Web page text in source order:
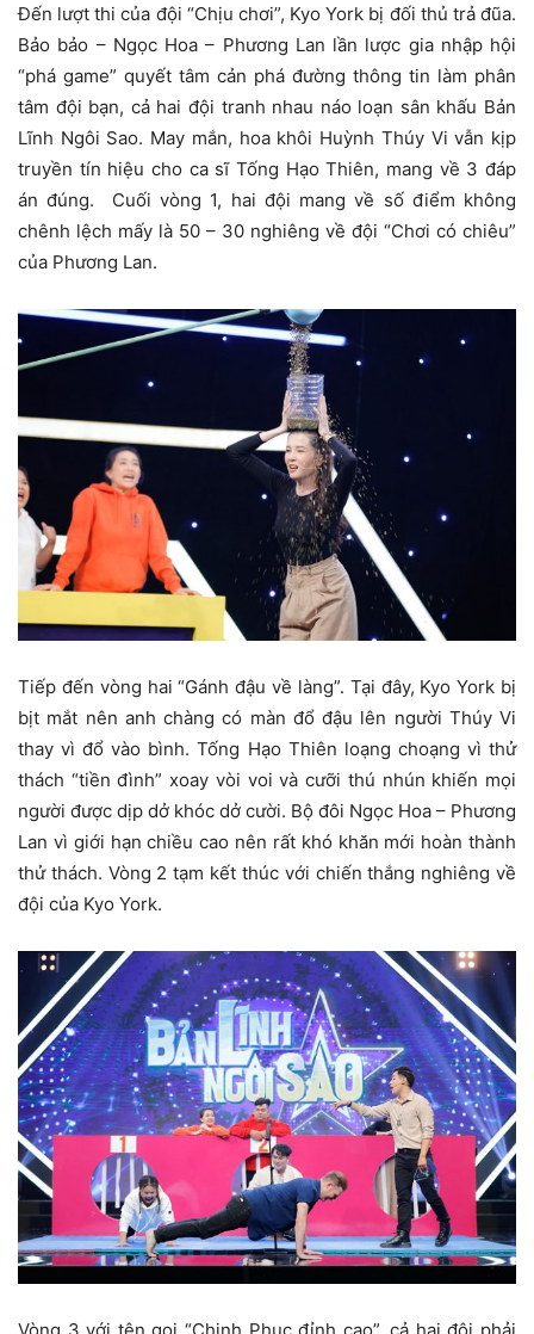
Đến lượt thi của đội “Chịu chơi”, Kyo York bị đối thủ trả đũa.
Bảo bảo – Ngọc Hoa – Phương Lan lần lược gia nhập hội
“phá game” quyết tâm cản phá đường thông tin làm phân
tâm đội bạn, cả hai đội tranh nhau náo loạn sân khấu Bản
Lĩnh Ngôi Sao. May mắn, hoa khôi Huỳnh Thúy Vi vẫn kịp
truyền tín hiệu cho ca sĩ Tống Hạo Thiên, mang về 3 đáp
án đúng. Cuối vòng 1, hai đội mang về số điểm không
chênh lệch mấy là 50 – 30 nghiêng về đội “Chơi có chiêu”
của Phương Lan.
Tiếp đến vòng hai “Gánh đậu về làng”. Tại đây, Kyo York bị
bịt mắt nên anh chàng có màn đổ đậu lên người Thúy Vi
thay vì đổ vào bình. Tống Hạo Thiên loạng choạng vì thử
thách “tiền đình” xoay vòi voi và cưỡi thú nhún khiến mọi
người được dịp dở khóc dở cười. Bộ đôi Ngọc Hoa – Phương
Lan vì giới hạn chiều cao nên rất khó khăn mới hoàn thành
thử thách. Vòng 2 tạm kết thúc với chiến thắng nghiêng về
đội của Kyo York.